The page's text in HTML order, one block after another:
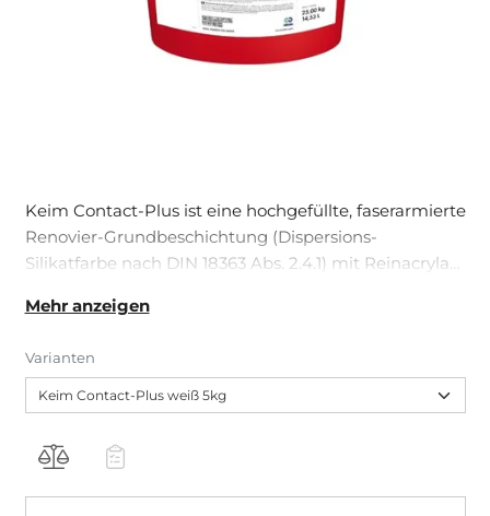
Keim Contact-Plus ist eine hochgefüllte, faserarmierte
Renovier-Grundbeschichtung (Dispersions-
Silikatfarbe nach DIN 18363 Abs. 2.4.1) mit Reinacrylat-
ausgewogenen Korngrößen und Kornformen. Keim
Egalisierung hervorragend geeignet. Keim Contact-
Plus ist ausgezeichnet mit Cradle to Cradle Certified
Gold.
Mehr anzeigen
Varianten